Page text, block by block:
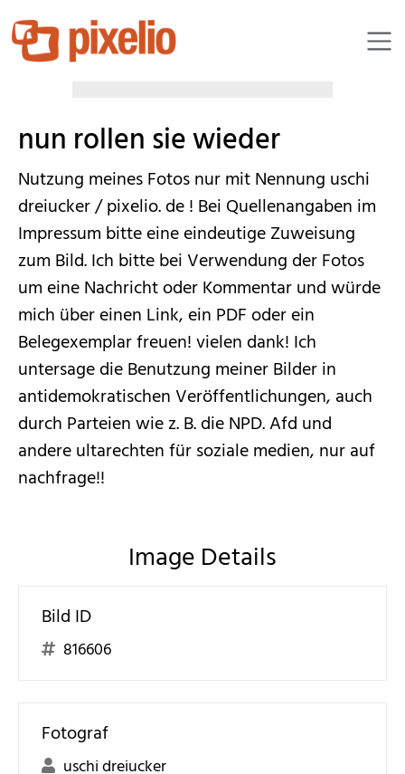
moorhenne
nun rollen sie wieder
Nutzung meines Fotos nur mit Nennung uschi
dreiucker / pixelio. de ! Bei Quellenangaben im
Impressum bitte eine eindeutige Zuweisung
zum Bild. Ich bitte bei Verwendung der Fotos
um eine Nachricht oder Kommentar und würde
mich über einen Link, ein PDF oder ein
Belegexemplar freuen! vielen dank! Ich
untersage die Benutzung meiner Bilder in
antidemokratischen Veröffentlichungen, auch
durch Parteien wie z. B. die NPD. Afd und
andere ultarechten für soziale medien, nur auf
nachfrage!!
Image Details
Bild ID
816606
Fotograf
uschi dreiucker